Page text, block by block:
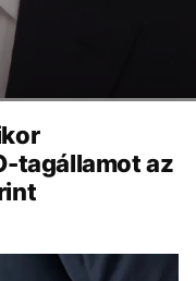
tagállamot az